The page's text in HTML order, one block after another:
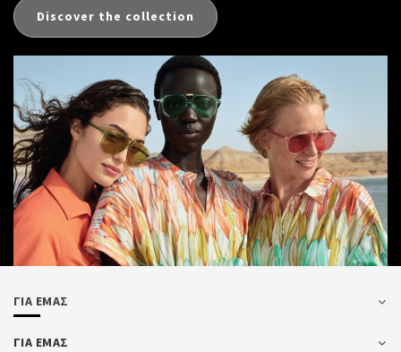
Discover the collection
ΓΙΑ ΕΜΑΣ
ΓΙΑ ΕΜΑΣ